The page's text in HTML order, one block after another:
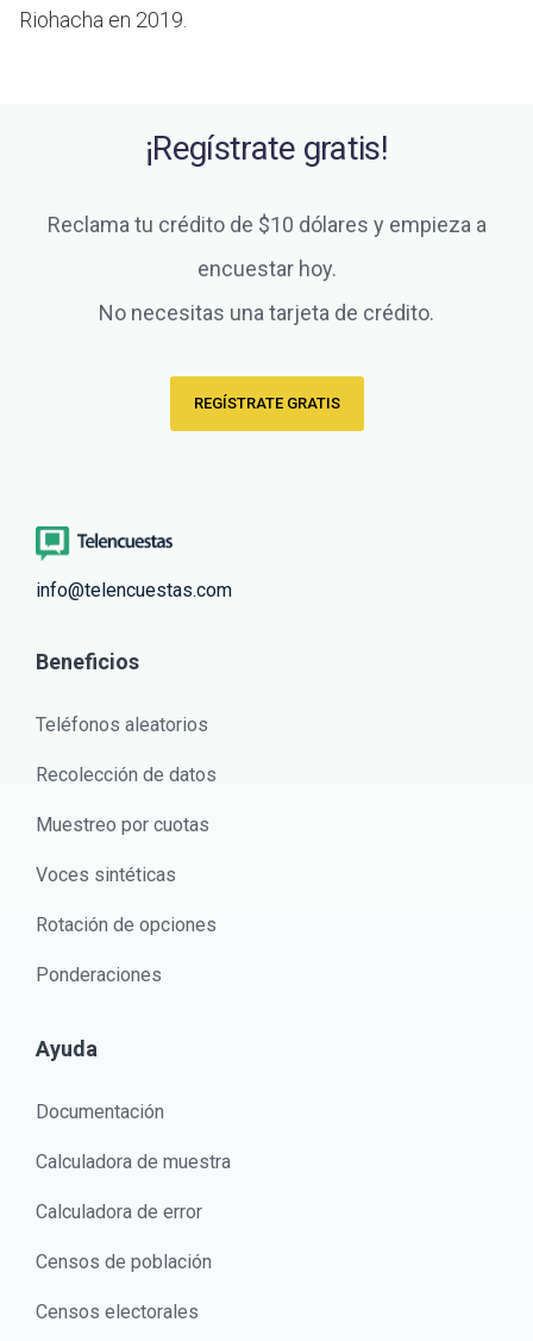
Riohacha en 2019.
¡Regístrate gratis!
Reclama tu crédito de $10 dólares y empieza a
encuestar hoy.
No necesitas una tarjeta de crédito.
REGÍSTRATE GRATIS
info@telencuestas.com
Beneficios
Teléfonos aleatorios
Recolección de datos
Muestreo por cuotas
Voces sintéticas
Rotación de opciones
Ponderaciones
Ayuda
Documentación
Calculadora de muestra
Calculadora de error
Censos de población
Censos electorales